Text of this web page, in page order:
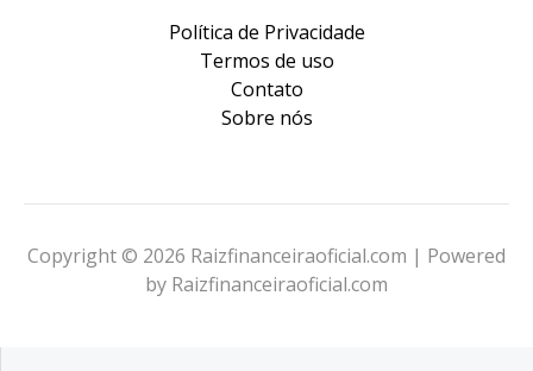
Política de Privacidade
Termos de uso
Contato
Sobre nós
Copyright © 2026 Raizfinanceiraoficial.com | Powered
by Raizfinanceiraoficial.com